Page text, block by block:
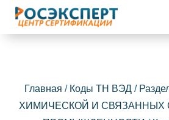
Главная / Коды ТН ВЭД /
ХИМИЧЕСКОЙ И СВЯЗАННЫХ